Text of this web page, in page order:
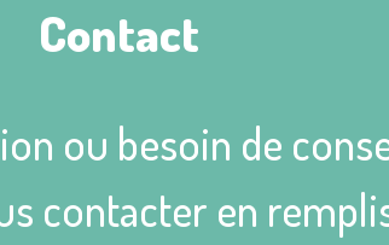
Contact
ou besoin de
contacter en